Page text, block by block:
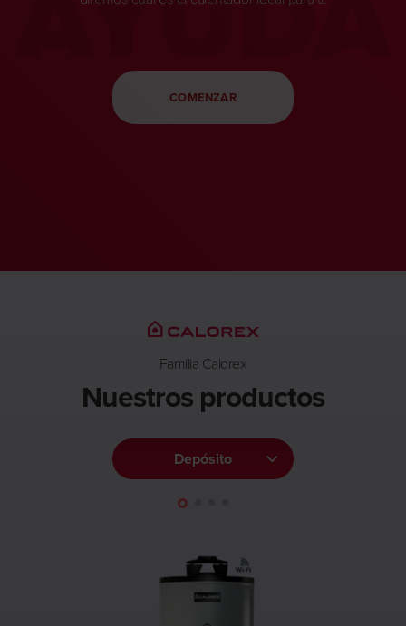
COMENZAR
Familia Calorex
Nuestros productos
Depósito